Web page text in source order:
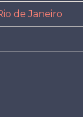
de Janeiro